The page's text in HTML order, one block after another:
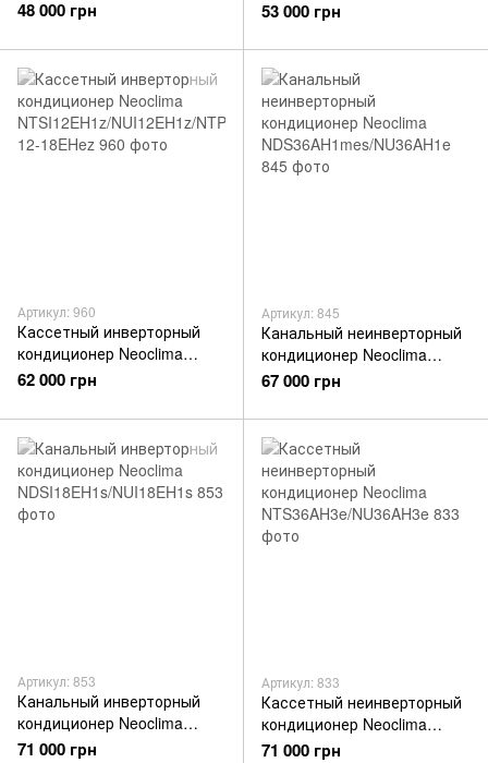
NDS24AH1mes/NU24AH1e
48 000 грн
кондиционер Neoclima
53 000 грн
Артикул: 960
Кассетный инверторный
кондиционер Neoclima
NTSI12EH1z/NUI12EH1z/NTP
62 000 грн
Артикул: 845
Канальный неинверторный
кондиционер Neoclima
NDS36AH1mes/NU36AH1e
67 000 грн
Артикул: 853
Канальный инверторный
кондиционер Neoclima
NDSI18EH1s/NUI18EH1s
71 000 грн
Артикул: 833
Кассетный неинверторный
кондиционер Neoclima
NTS36AH3e/NU36AH3e
71 000 грн